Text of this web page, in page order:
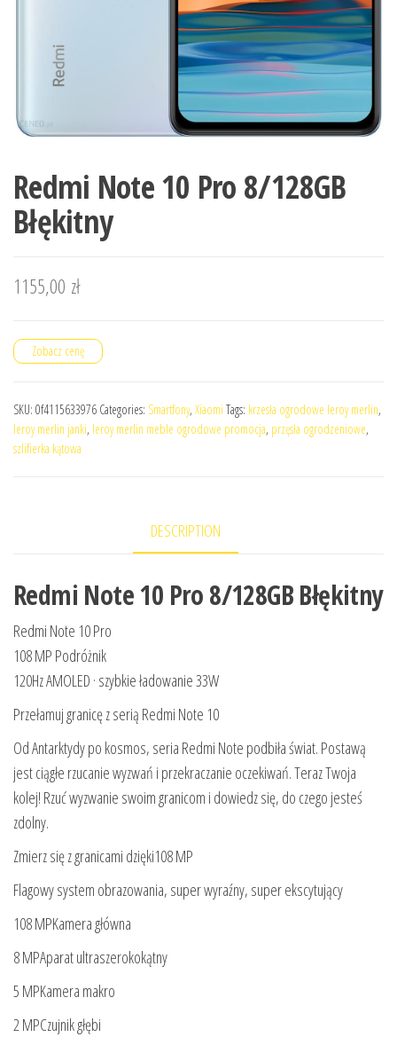
Redmi Note 10 Pro 8/128GB
Błękitny
1155,00 zł
Zobacz cenę
SKU: 0f4115633976 Categories: Smartfony, Xiaomi Tags: krzesła ogrodowe leroy merlin,
leroy merlin janki, leroy merlin meble ogrodowe promocja, przęsła ogrodzeniowe,
szlifierka kątowa
DESCRIPTION
Redmi Note 10 Pro 8/128GB Błękitny
Redmi Note 10 Pro
108 MP Podróżnik
120Hz AMOLED · szybkie ładowanie 33W
Przełamuj granicę z serią Redmi Note 10
Od Antarktydy po kosmos, seria Redmi Note podbiła świat. Postawą
jest ciągłe rzucanie wyzwań i przekraczanie oczekiwań. Teraz Twoja
kolej! Rzuć wyzwanie swoim granicom i dowiedz się, do czego jesteś
zdolny.
Zmierz się z granicami dzięki108 MP
Flagowy system obrazowania, super wyraźny, super ekscytujący
108 MPKamera główna
8 MPAparat ultraszerokokątny
5 MPKamera makro
2 MPCzujnik głębi